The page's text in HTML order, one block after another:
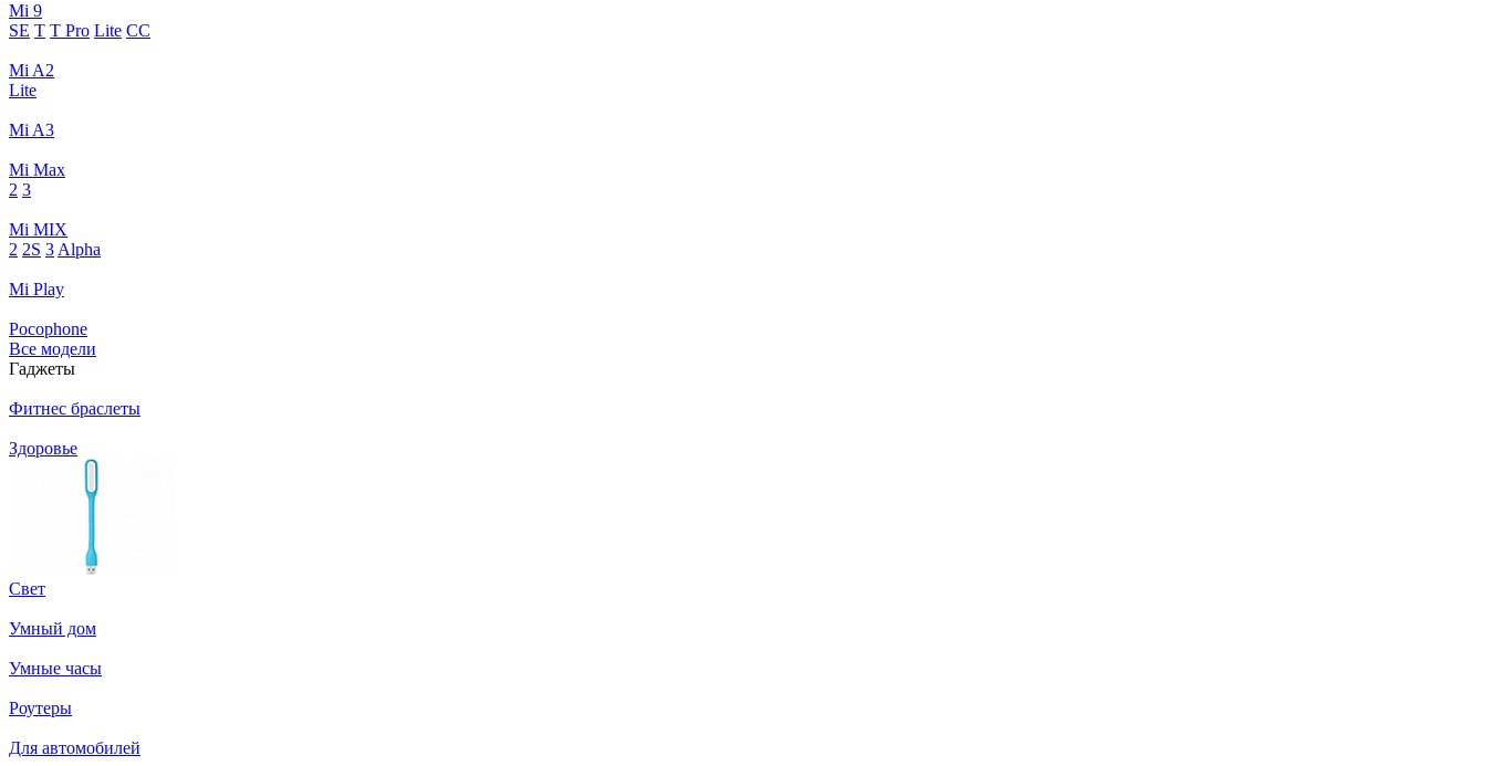
Mi 9
SE T T Pro Lite CC
Mi A2
Lite
Mi A3
Mi Max
2 3
Mi MIX
2 2S 3 Alpha
Mi Play
Pocophone
Все модели
Гаджеты
Фитнес браслеты
Здоровье
Свет
Умный дом
Умные часы
Роутеры
Для автомобилей